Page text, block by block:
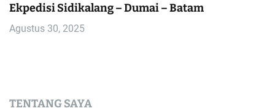
Ekpedisi Sidikalang – Dumai – Batam
Agustus 30, 2025
TENTANG SAYA